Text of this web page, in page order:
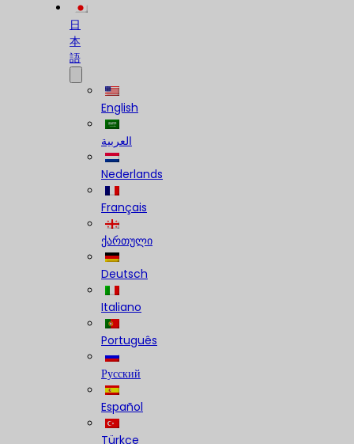
日
本
語
English
العربية
Nederlands
Français
ქართული
Deutsch
Italiano
Português
Русский
Español
Türkçe